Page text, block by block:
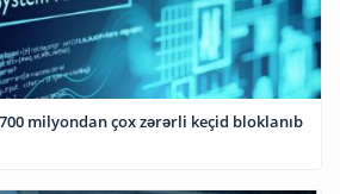
milyondan çox zərərli keçid bloklanıb